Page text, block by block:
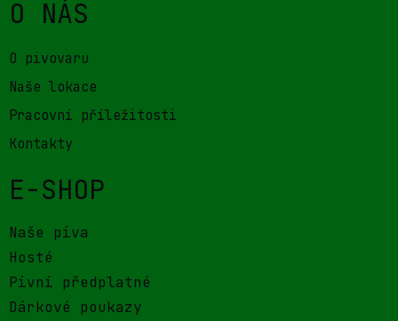
O NÁS
O pivovaru
Naše lokace
Pracovní příležitosti
Kontakty
E-SHOP
Naše piva
Hosté
Pivní předplatné
Dárkové poukazy